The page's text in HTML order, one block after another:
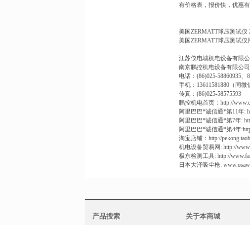
有价格表，报价快，优惠
美国ZERMATT球压测试仪
美国ZERMATT球压测试
江苏仪电城机电设备有限公
南京鹏控机电设备有限公
电话：(86)025-58860935
手机：13611581880（同
传真：(86)025-58575593
鹏控机电首页：http://
阿里巴巴*诚信通*第11年:
阿里巴巴*诚信通*第7年:
阿里巴巴*诚信通*第4年
淘宝店铺：http://
机电设备贸易网: http://
极东检测工具: http://
日本大泽吸尘枪:
产品搜索 关于本商城